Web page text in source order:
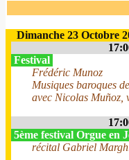
Dimanche 23 Octobre
Festival
Frédéric Munoz
Musiques baroques
avec Nicolas Muñoz,
5ème festival Orgue en
récital Gabriel